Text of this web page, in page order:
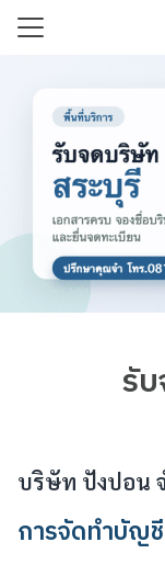
Skip
ษัท เริ่มต้นง่าย เอกส
รั
บริษัท ปังปอน
การจัดทำบัญชี